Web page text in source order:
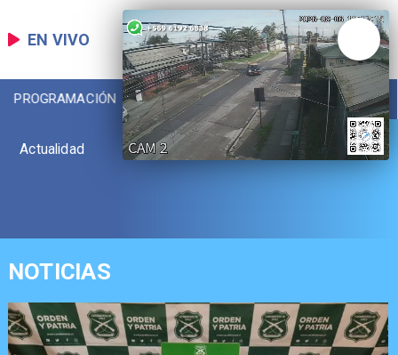
EN VIVO
PROGRAMACIÓN LOCAL DEPORTES
Actualidad
NOTICIAS